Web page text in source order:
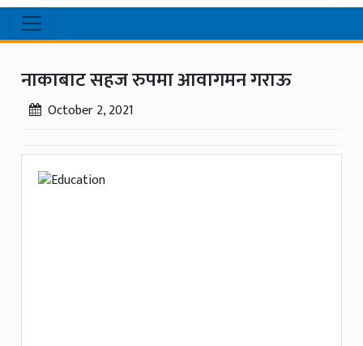
नाकाबाट सहज रुपमा आवागमन गराऊ
October 2, 2021